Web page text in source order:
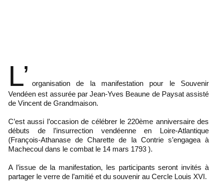
L’ organisation de la manifestation pour le Souvenir
Vendéen est assurée par Jean-Yves Beaune de Paysat assisté
de Vincent de Grandmaison.
C’est aussi l’occasion de célébrer le 220ème anniversaire des
débuts de l’insurrection vendéenne en Loire-Atlantique
(François-Athanase de Charette de la Contrie s’engagea à
Machecoul dans le combat le 14 mars 1793 ).
A l’issue de la manifestation, les participants seront invités à
partager le verre de l’amitié et du souvenir au Cercle Louis XVI.